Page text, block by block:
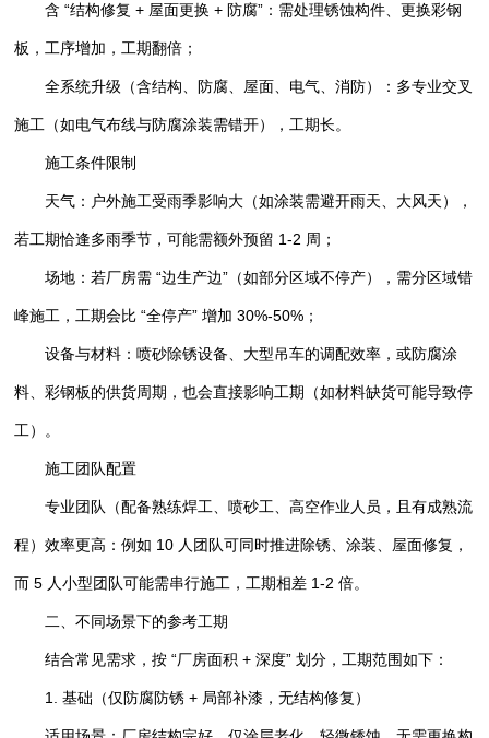
含 “结构修复 + 屋面更换 + 防腐”：需处理锈蚀构件、更换彩钢
板，工序增加，工期翻倍；
全系统升级（含结构、防腐、屋面、电气、消防）：多专业交叉
施工（如电气布线与防腐涂装需错开），工期长。
施工条件限制
天气：户外施工受雨季影响大（如涂装需避开雨天、大风天），
若工期恰逢多雨季节，可能需额外预留 1-2 周；
场地：若厂房需 “边生产边”（如部分区域不停产），需分区域错
峰施工，工期会比 “全停产” 增加 30%-50%；
设备与材料：喷砂除锈设备、大型吊车的调配效率，或防腐涂
料、彩钢板的供货周期，也会直接影响工期（如材料缺货可能导致停
工）。
施工团队配置
专业团队（配备熟练焊工、喷砂工、高空作业人员，且有成熟流
程）效率更高：例如 10 人团队可同时推进除锈、涂装、屋面修复，
而 5 人小型团队可能需串行施工，工期相差 1-2 倍。
二、不同场景下的参考工期
结合常见需求，按 “厂房面积 + 深度” 划分，工期范围如下：
1. 基础（仅防腐防锈 + 局部补漆，无结构修复）